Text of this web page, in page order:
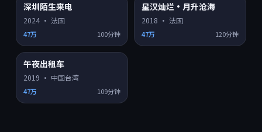
8.4
深圳陌生来电
2024· 法国
47万 100分钟
7.8
星汉灿烂·月升沧海
2018 · 法国
47万 120分钟
8.6
午夜出租车
2019 · 中国台湾
47万 109分钟